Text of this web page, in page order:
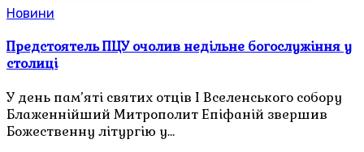
Новини
Предстоятель ПЦУ очолив недільне богослужіння у
столиці
У день пам’яті святих отців І Вселенського собору
Блаженнійший Митрополит Епіфаній звершив
Божественну літургію у…